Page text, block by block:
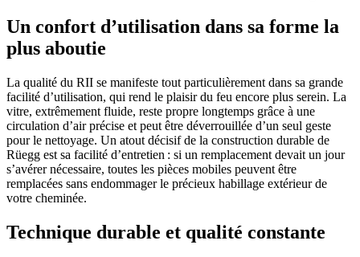
Un confort d’utilisation dans sa forme la
plus aboutie
La qualité du RII se manifeste tout particulièrement dans sa grande
facilité d’utilisation, qui rend le plaisir du feu encore plus serein. La
vitre, extrêmement fluide, reste propre longtemps grâce à une
circulation d’air précise et peut être déverrouillée d’un seul geste
pour le nettoyage. Un atout décisif de la construction durable de
Rüegg est sa facilité d’entretien : si un remplacement devait un jour
s’avérer nécessaire, toutes les pièces mobiles peuvent être
remplacées sans endommager le précieux habillage extérieur de
votre cheminée.
Technique durable et qualité constante